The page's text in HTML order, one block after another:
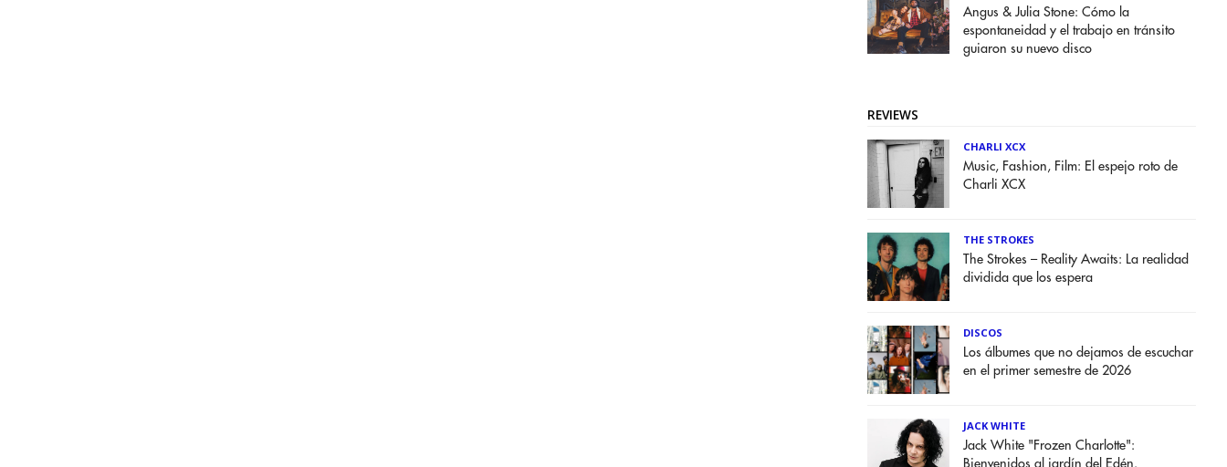
Angus & Julia Stone: Cómo la
espontaneidad y el trabajo en tránsito
guiaron su nuevo disco
REVIEWS
CHARLI XCX
Music, Fashion, Film: El espejo roto de
Charli XCX
THE STROKES
The Strokes – Reality Awaits: La realidad
dividida que los espera
DISCOS
Los álbumes que no dejamos de escuchar
en el primer semestre de 2026
JACK WHITE
Jack White "Frozen Charlotte":
Bienvenidos al jardín del Edén.